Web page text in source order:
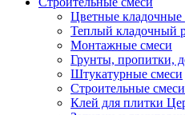
Цветные кладочные
Теплый кладочный
Монтажные смеси
Грунты, пропитки,
Штукатурные смеси
Строительные
Клей для плитки